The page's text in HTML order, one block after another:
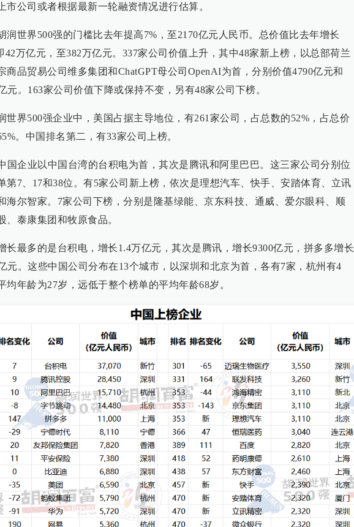
市公司或者根据最新一轮融资情况进行估算。
润世界500强的门槛比去年提高7%，至2170亿元人民币。总价值比去年增长
42万亿元，至382万亿元。337家公司价值上升，其中48家新上榜，以总部荷兰
商品贸易公司维多集团和ChatGPT母公司OpenAI为首，分别价值4790亿元和
元。163家公司价值下降或保持不变，另有48家公司下榜。
世界500强企业中，美国占据主导地位，有261家公司，占总数的52%，占总价
。中国排名第二，有33家公司上榜。
国企业以中国台湾的台积电为首，其次是腾讯和阿里巴巴。这三家公司分别位
第7、17和38位。有5家公司新上榜，依次是理想汽车、快手、安踏体育、立讯
海尔智家。7家公司下榜，分别是隆基绿能、京东科技、通威、爱尔眼科、顺
、泰康集团和牧原食品。
长最多的是台积电，增长1.4万亿元，其次是腾讯，增长9300亿元，拼多多增长
元。这些中国公司分布在13个城市，以深圳和北京为首，各有7家，杭州有4
均年龄为27岁，远低于整个榜单的平均年龄68岁。